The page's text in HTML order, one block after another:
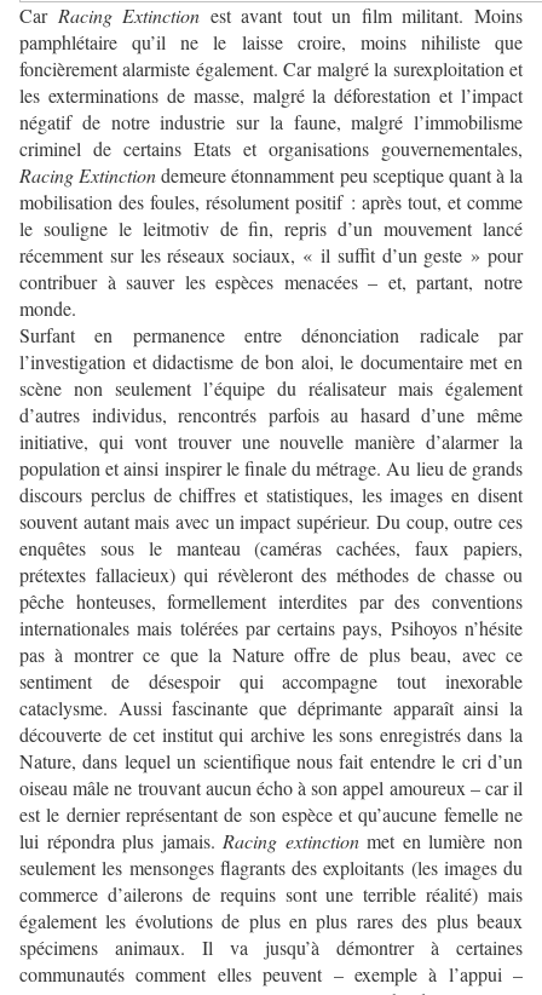
Car Racing Extinction est avant tout un film militant. Moins
pamphlétaire qu’il ne le laisse croire, moins nihiliste que
foncièrement alarmiste également. Car malgré la surexploitation et
les exterminations de masse, malgré la déforestation et l’impact
négatif de notre industrie sur la faune, malgré l’immobilisme
criminel de certains Etats et organisations gouvernementales,
Racing Extinctiondemeure étonnamment peu sceptique quant à la
mobilisation des foules, résolument positif : après tout, et comme
le souligne le leitmotiv de fin, repris d’un mouvement lancé
récemment sur les réseaux sociaux, « il suffit d’un geste » pour
contribuer à sauver les espèces menacées – et, partant, notre
monde.
Surfant en permanence entre dénonciation radicale par
l’investigation et didactisme de bon aloi, le documentaire met en
scène non seulement l’équipe du réalisateur mais également
d’autres individus, rencontrés parfois au hasard d’une même
initiative, qui vont trouver une nouvelle manière d’alarmer la
population et ainsi inspirer le finale du métrage. Au lieu de grands
discours perclus de chiffres et statistiques, les images en disent
souvent autant mais avec un impact supérieur. Du coup, outre ces
enquêtes sous le manteau (caméras cachées, faux papiers,
prétextes fallacieux) qui révèleront des méthodes de chasse ou
pêche honteuses, formellement interdites par des conventions
internationales mais tolérées par certains pays, Psihoyos n’hésite
pas à montrer ce que la Nature offre de plus beau, avec ce
sentiment de désespoir qui accompagne tout inexorable
cataclysme. Aussi fascinante que déprimante apparaît ainsi la
découverte de cet institut qui archive les sons enregistrés dans la
Nature, dans lequel un scientifique nous fait entendre le cri d’un
oiseau mâle ne trouvant aucun écho à son appel amoureux – car il
est le dernier représentant de son espèce et qu’aucune femelle ne
lui répondra plus jamais. Racing extinctionmet en lumière non
seulement les mensonges flagrants des exploitants (les images du
commerce d’ailerons de requins sont une terrible réalité) mais
également les évolutions de plus en plus rares des plus beaux
spécimens animaux. Il va jusqu’à démontrer à certaines
communautés comment elles peuvent – exemple à l’appui –